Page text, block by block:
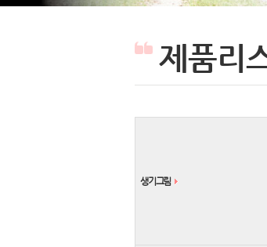
제품리
생기그림